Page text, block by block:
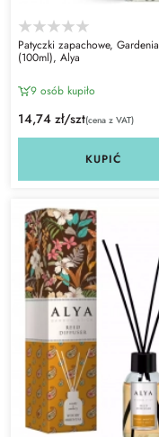
Patyczki zapachowe, Gardenia
(100ml), Alya
9 osób kupiło
14,74 zł/szt(cena z VAT)
KUPIĆ